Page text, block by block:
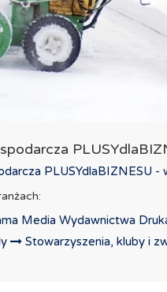
PLUSYdlaBIZNESU -
Media Wydawnictwa
Stowarzyszenia, kluby i